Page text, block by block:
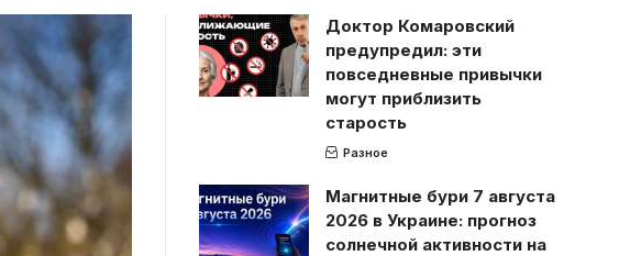
Доктор Комаровский
предупредил: эти
повседневные привычки
могут приблизить
старость
Разное
Магнитные бури 7 августа
2026 в Украине: прогноз
солнечной активности на